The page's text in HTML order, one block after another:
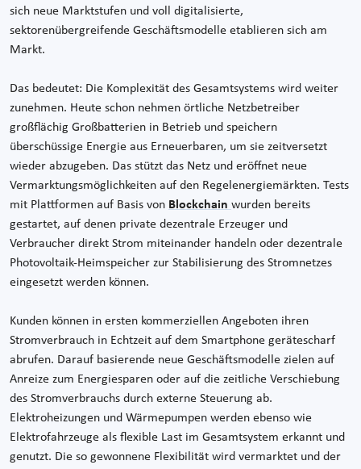
sich neue Marktstufen und voll digitalisierte,
sektorenübergreifende Geschäftsmodelle etablieren sich am
Markt.
Das bedeutet: Die Komplexität des Gesamtsystems wird weiter
zunehmen. Heute schon nehmen örtliche Netzbetreiber
großflächig Großbatterien in Betrieb und speichern
überschüssige Energie aus Erneuerbaren, um sie zeitversetzt
wieder abzugeben. Das stützt das Netz und eröffnet neue
Vermarktungsmöglichkeiten auf den Regelenergiemärkten. Tests
mit Plattformen auf Basis von Blockchain wurden bereits
gestartet, auf denen private dezentrale Erzeuger und
Verbraucher direkt Strom miteinander handeln oder dezentrale
Photovoltaik-Heimspeicher zur Stabilisierung des Stromnetzes
eingesetzt werden können.
Kunden können in ersten kommerziellen Angeboten ihren
Stromverbrauch in Echtzeit auf dem Smartphone gerätescharf
abrufen. Darauf basierende neue Geschäftsmodelle zielen auf
Anreize zum Energiesparen oder auf die zeitliche Verschiebung
des Stromverbrauchs durch externe Steuerung ab.
Elektroheizungen und Wärmepumpen werden ebenso wie
Elektrofahrzeuge als flexible Last im Gesamtsystem erkannt und
genutzt. Die so gewonnene Flexibilität wird vermarktet und der